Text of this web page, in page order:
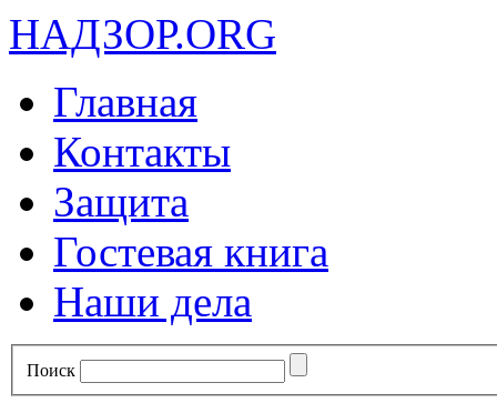
НАДЗОР.ORG
Главная
Контакты
Защита
Гостевая книга
Наши дела
Поиск